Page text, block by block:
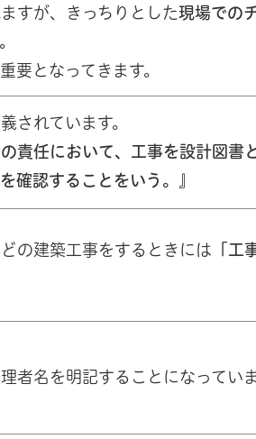
すが、きっちりとした現場での
要となってきます。
されています。
責任において、工事を設計図書
確認することをいう。』
の建築工事をするときには 「工
者名を明記することになっていま